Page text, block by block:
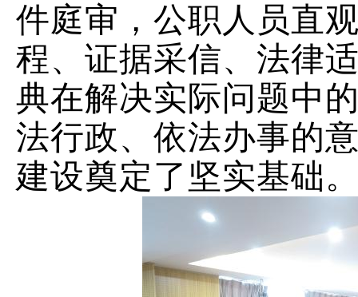
件庭审，公职人员直
程、证据采信、法律
典在解决实际问题中
法行政、依法办事的
建设奠定了坚实基础